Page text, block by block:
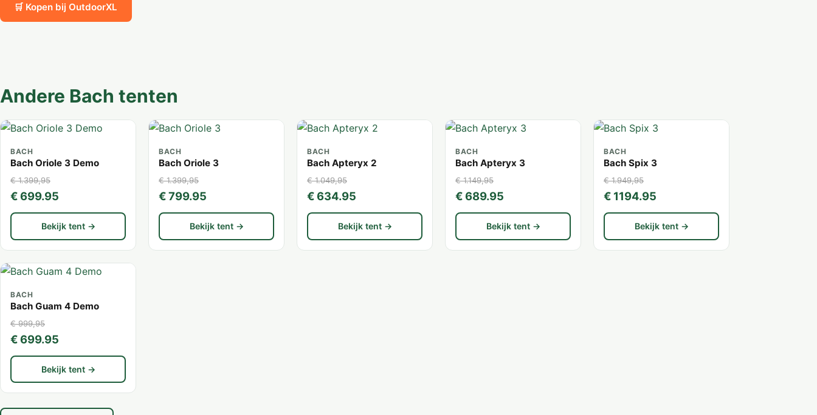
🛒 Kopen bij OutdoorXL
Andere Bach tenten
BACH
Bach Oriole 3 Demo
€ 1.399,95
€ 699.95
Bekijk tent →
BACH
Bach Oriole 3
€ 1.399,95
€ 799.95
Bekijk tent →
BACH
Bach Apteryx 2
€ 1.049,95
€ 634.95
Bekijk tent →
BACH
Bach Apteryx 3
€ 1.149,95
€ 689.95
Bekijk tent →
BACH
Bach Spix 3
€ 1.949,95
€ 1194.95
Bekijk tent →
BACH
Bach Guam 4 Demo
€ 999,95
€ 699.95
Bekijk tent →